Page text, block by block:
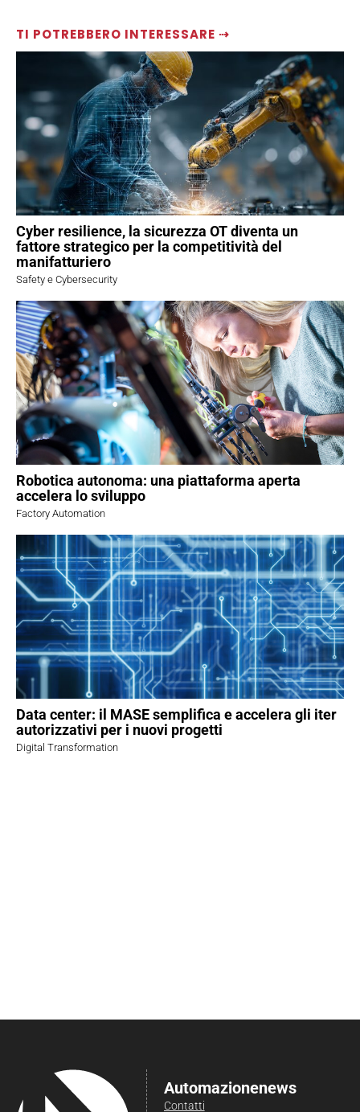
TI POTREBBERO INTERESSARE ⇢
Cyber resilience, la sicurezza OT diventa un
fattore strategico per la competitività del
manifatturiero
Safety e Cybersecurity
Robotica autonoma: una piattaforma aperta
accelera lo sviluppo
Factory Automation
Data center: il MASE semplifica e accelera gli iter
autorizzativi per i nuovi progetti
Digital Transformation
Automazionenews
Contatti